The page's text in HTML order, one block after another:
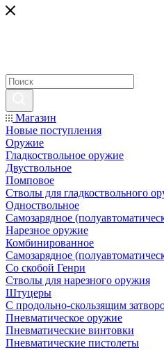
Магазин
Новые поступления
Оружие
Гладкоствольное оружие
Двуствольное
Помповое
Стволы для гладкоствольного
Одноствольное
Самозарядное
Нарезное оружие
Комбинированное
Самозарядное
Со скобой Генри
Стволы для нарезного оружия
Штуцеры
С продольно-скользящим
Пневматическое оружие
Пневматические винтовки
Пневматические пистолеты